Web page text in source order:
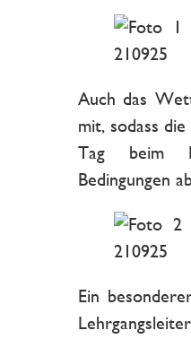
Auch das
mit, sodass
Tag beim
Bedingungen
Ein